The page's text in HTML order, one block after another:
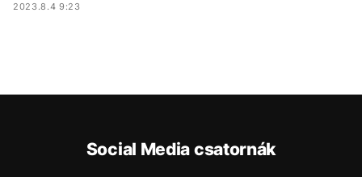
2023.8.4 9:23
Social Media csatornák